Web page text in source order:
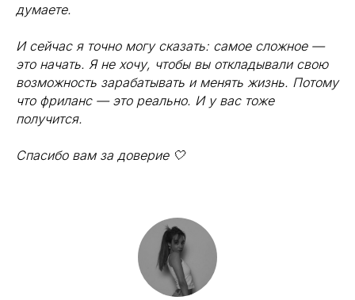
думаете.
И сейчас я точно могу сказать: самое сложное —
это начать. Я не хочу, чтобы вы откладывали свою
возможность зарабатывать и менять жизнь. Потому
что фриланс — это реально. И у вас тоже
получится.
Спасибо вам за доверие 🤍